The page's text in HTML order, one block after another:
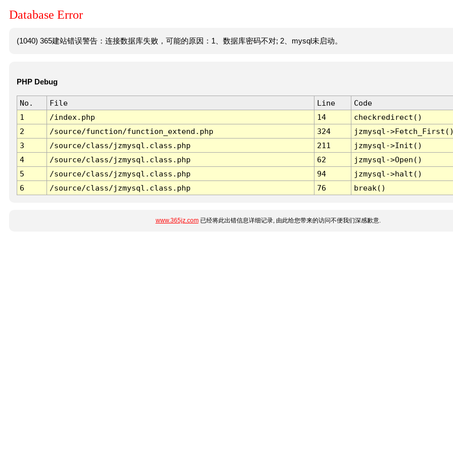
Database Error
(1040) 365建站错误警告：连接数据库失败，可能的原因：1、数据库密码不对; 2、mysql未启动。
PHP Debug
No. File Line
Code
1
/index.php 14
checkredirect()
2
/source/function/function_extend.php 324
jzmysql-
3
/source/class/jzmysql.class.php 211
jzmysql->Init()
4
/source/class/jzmysql.class.php 62
jzmysql->Open()
5
/source/class/jzmysql.class.php 94
jzmysql->halt()
6
/source/class/jzmysql.class.php 76 break()
www.365jz.com已经将此出错信息详细记录, 由此给您带来的访问不便我们深感歉意.